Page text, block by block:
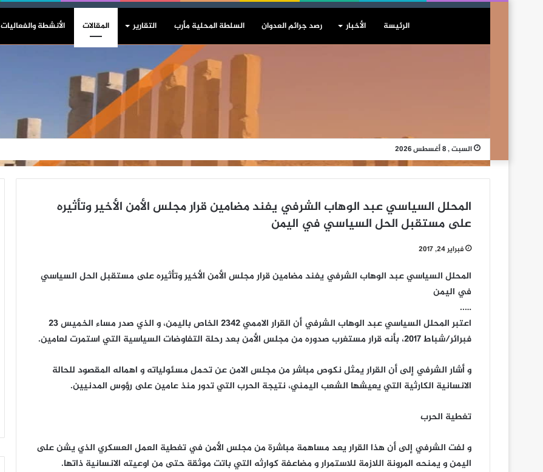
الرئيسة الأخبار رصد جرائم العدوان السلطة المحلية مأرب التقارير المقالات الأنشطة والفعاليات
السبت , 8 أغسطس 2026
المحلل السياسي عبد الوهاب الشرفي يفند مضامين قرار مجلس الأمن الأخير وتأثيره
على مستقبل الحل السياسي في اليمن
فبراير 24, 2017
المحلل السياسي عبد الوهاب الشرفي يفند مضامين قرار مجلس الأمن الأخير وتأثيره على مستقبل الحل السياسي
في اليمن
…..
اعتبر المحلل السياسي عبد الوهاب الشرفي أن القرار الاممي 2342 الخاص باليمن، و الذي صدر مساء الخميس 23
فبرائر/شباط 2017، بأنه قرار مستغرب صدوره من مجلس الأمن بعد رحلة التفاوضات السياسية التي استمرت لعامين.
و أشار الشرفي إلى أن القرار يمثل نكوص مباشر من مجلس الامن عن تحمل مسئولياته و اهماله المقصود للحالة
الانسانية الكارثية التي يعيشها الشعب اليمني، نتيجة الحرب التي تدور منذ عامين على رؤوس المدنيين.
تغطية الحرب
و لفت الشرفي إلى أن هذا القرار يعد مساهمة مباشرة من مجلس الأمن في تغطية العمل العسكري الذي يشن على
اليمن و يمنحه المرونة اللازمة للاستمرار و مضاعفة كوارثه التي باتت موثقة حتى من اوعيته الانسانية ذاتها.